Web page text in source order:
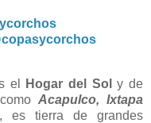
el Hogar del Sol
y de
Acapulco, Ixtapa
es tierra de grandes